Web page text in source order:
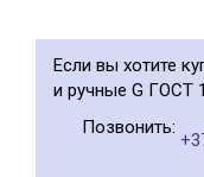
Если вы хотите
и ручные G ГОСТ
Позвонить: